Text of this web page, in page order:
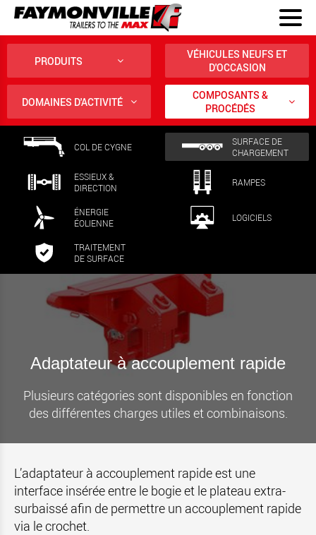
PRODUITS
VÉHICULES NEUFS ET
D'OCCASION
DOMAINES D'ACTIVITÉ
COMPOSANTS &
PROCÉDÉS
COL DE CYGNE
SURFACE DE
CHARGEMENT
ESSIEUX &
DIRECTION
RAMPES
ÉNERGIE
ÉOLIENNE
LOGICIELS
TRAITEMENT
DE SURFACE
Adaptateur à accouplement rapide
Plusieurs catégories sont disponibles en fonction
des différentes charges utiles et combinaisons.
L’adaptateur à accouplement rapide est une
interface insérée entre le bogie et le plateau extra-
surbaissé afin de permettre un accouplement rapide
via le crochet.